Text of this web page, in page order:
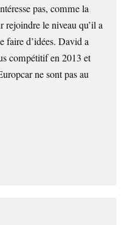
pas, comme la
rejoindre le niveau qu’il a
faire d’idées. David a
compétitif en 2013 et
ne sont pas au